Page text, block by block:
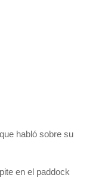
habló sobre su
en el paddock